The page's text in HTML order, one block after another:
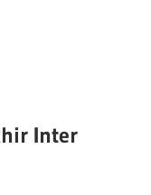
Inter